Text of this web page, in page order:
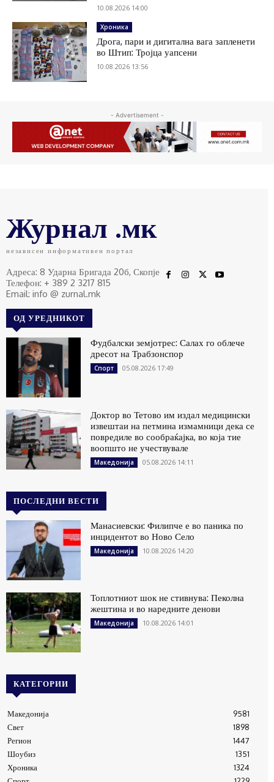
10.08.2026 14:00
Хроника
Дрога, пари и дигитална вага запленети
во Штип: Тројца уапсени
10.08.2026 13:56
- Advertisement -
Журнал .мк
независен информативен портал
Адреса: 8 Ударна Бригада 20б, Скопје
Телефон: + 389 2 3217 815
Email: info @ zurnal.mk
ОД УРЕДНИКОТ
Фудбалски земјотрес: Салах го облече
дресот на Трабзонспор
Спорт 05.08.2026 17:49
Доктор во Тетово им издал медицински
извештаи на петмина измамници дека се
повредиле во сообраќајка, во која тие
воопшто не учествувале
Македонија 05.08.2026 14:11
ПОСЛЕДНИ ВЕСТИ
Манасиевски: Филипче е во паника по
инцидентот во Ново Село
Македонија 10.08.2026 14:20
Топлотниот шок не стивнува: Пеколна
жештина и во наредните денови
Македонија 10.08.2026 14:01
КАТЕГОРИИ
Македонија
9581
Свет
1898
Регион
1447
Шоубиз
1351
Хроника
1324